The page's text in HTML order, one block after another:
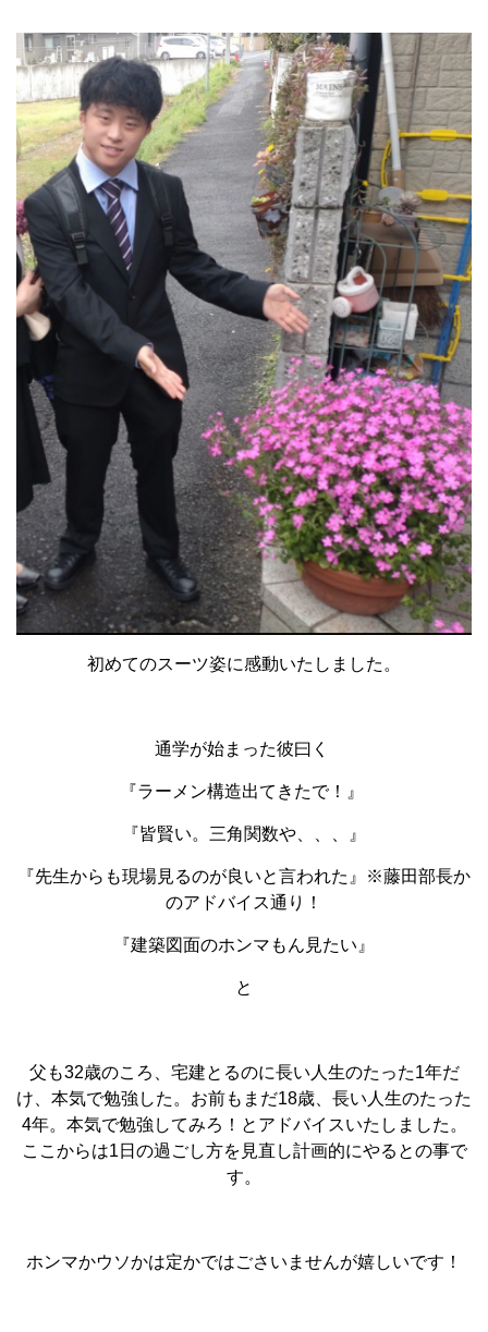
初めてのスーツ姿に感動いたしました。
通学が始まった彼曰く
『ラーメン構造出てきたで！』
『皆賢い。三角関数や、、、』
『先生からも現場見るのが良いと言われた』※藤田部長か
のアドバイス通り！
『建築図面のホンマもん見たい』
と
父も32歳のころ、宅建とるのに長い人生のたった1年だ
け、本気で勉強した。お前もまだ18歳、長い人生のたった
4年。本気で勉強してみろ！とアドバイスいたしました。
ここからは1日の過ごし方を見直し計画的にやるとの事で
す。
ホンマかウソかは定かではごさいませんが嬉しいです！